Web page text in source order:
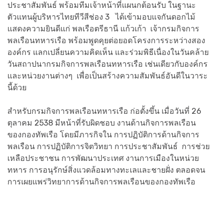
ประชาสัมพันธ์ พร้อมทีมเจ้าหน้าที่แผนกต้อนรับ ในฐานะ
ตัวแทนผู้บริหารไทยทีวีสีช่อง 3 ได้เข้ามอบแจกันดอกไม้
แสดงความยินดีแก่ พลเรือตรีธานี แก้วเก้า เจ้ากรมกิจการ
พลเรือนทหารเรือ พร้อมพูดคุยต่อยอดโครงการระหว่างสอง
องค์กร แลกเปลี่ยนความคิดเห็น และร่วมพิธีเนื่องในวันคล้าย
วันสถาปนากรมกิจการพลเรือนทหารเรือ เช่นเดียวกับองค์กร
และหน่วยงานต่างๆ เพื่อเป็นสร้างความสัมพันธ์อันดีในวาระ
นี้ด้วย
สำหรับกรมกิจการพลเรือนทหารเรือ ก่อตั้งขึ้น เมื่อวันที่ 26
ตุลาคม 2538 มีหน้าที่รับผิดชอบ งานด้านกิจการพลเรือน
ของกองทัพเรือ โดยมีภารกิจใน การปฏิบัติการด้านกิจการ
พลเรือน การปฏิบัติการจิตวิทยา การประชาสัมพันธ์ การช่วย
เหลือประชาชน การพัฒนาประเทศ งานการเมืองในหน่วย
ทหาร การอนุรักษ์สิ่งแวดล้อมทางทะเลและชายฝั่ง ตลอดจน
การเผยแพร่วิทยาการด้านกิจการพลเรือนของกองทัพเรือ